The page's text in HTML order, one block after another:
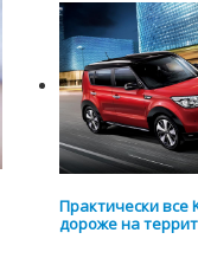
Практически все
дороже на